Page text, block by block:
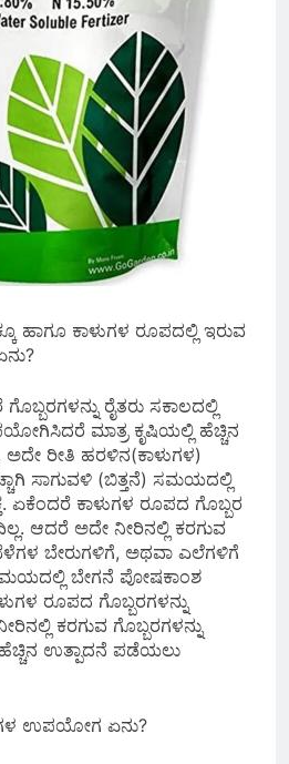
ಹಾಗೂ ಕಾಳುಗಳ‌ ರೂಪದಲ್ಲಿ ಇರುವ
ರೈತರು ಸಕಾಲದಲ್ಲಿ
ಮಾತ್ರ ಕೃಷಿಯಲ್ಲಿ ಹೆಚ್ಚಿನ
ರೀತಿ ಹರಳಿನ(ಕಾಳುಗಳ)
ಸಾಗುವಳಿ (ಬಿತ್ತನೆ) ಸಮಯದಲ್ಲಿ
ಏಕೆಂದರೆ ಕಾಳುಗಳ ರೂಪದ ಗೊಬ್ಬರ
ಆದರೆ ಅದೇ ನೀರಿನಲ್ಲಿ ಕರಗುವ
ಬೇರುಗಳಿಗೆ, ಅಥವಾ ಎಲೆಗಳಿಗೆ
ಬೇಗನೆ ಪೋಷಕಾಂಶ
ರೂಪದ ಗೊಬ್ಬರಗಳನ್ನು
ಕರಗುವ ಗೊಬ್ಬರಗಳನ್ನು
ಉತ್ಪಾದನೆ ಪಡೆಯಲು
ಉಪಯೋಗ ಏನು?